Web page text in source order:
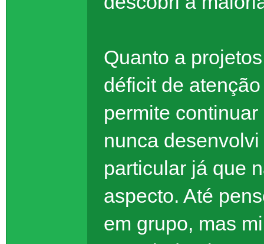
Quanto a
déficit de
permite
nunca
particular já que
aspecto. Até
em grupo, mas